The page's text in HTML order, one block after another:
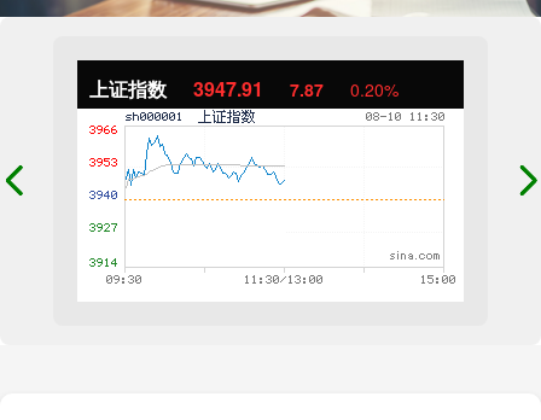
上证指数 3947.91 7.87 0.20%